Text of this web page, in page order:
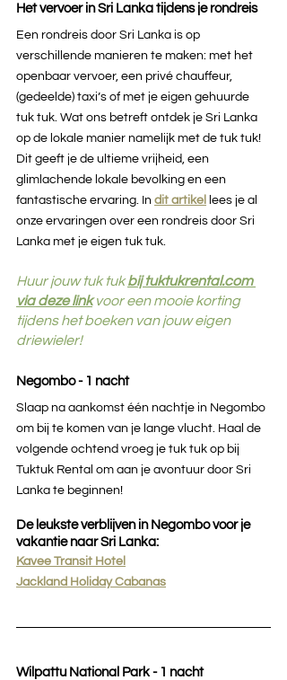
Het vervoer in Sri Lanka tijdens je rondreis
Een rondreis door Sri Lanka is op
verschillende manieren te maken: met het
openbaar vervoer, een privé chauffeur,
(gedeelde) taxi’s of met je eigen gehuurde
tuk tuk. Wat ons betreft ontdek je Sri Lanka
op de lokale manier namelijk met de tuk tuk!
Dit geeft je de ultieme vrijheid, een
glimlachende lokale bevolking en een
fantastische ervaring. In dit artikel
lees je al
onze ervaringen over een rondreis door Sri
Lanka met je eigen tuk tuk.
Huur jouw tuk tuk bij tuktukrental.com
via deze link voor een mooie korting
tijdens het boeken van jouw eigen
driewieler!
Negombo - 1 nacht
Slaap na aankomst één nachtje in Negombo
om bij te komen van je lange vlucht. Haal de
volgende ochtend vroeg je tuk tuk op bij
Tuktuk Rental om aan je avontuur door Sri
Lanka te beginnen!
De leukste verblijven in Negombo voor je
vakantie naar Sri Lanka:
Kavee Transit Hotel
Jackland Holiday Cabanas
Wilpattu National Park - 1 nacht